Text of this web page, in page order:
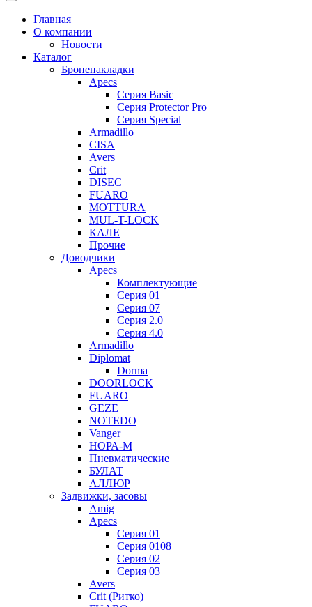
Главная
О компании
Новости
Каталог
Броненакладки
Apecs
Серия Basic
Серия Protector Pro
Серия Special
Armadillo
CISA
Avers
Crit
DISEC
FUARO
MOTTURA
MUL-T-LOCK
КАЛЕ
Прочие
Доводчики
Apecs
Комплектующие
Серия 01
Серия 07
Серия 2.0
Серия 4.0
Armadillo
Diplomat
Dorma
DOORLOCK
FUARO
GEZE
NOTEDO
Vanger
НОРА-М
Пневматические
БУЛАТ
АЛЛЮР
Задвижки, засовы
Amig
Apecs
Серия 01
Серия 0108
Серия 02
Серия 03
Avers
Crit (Ритко)